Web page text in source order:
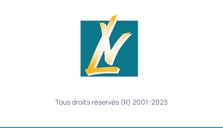
Tous droits réservés (R) 2001-2023